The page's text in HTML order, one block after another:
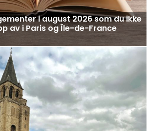
i august 2026 som du ikke
av i Paris og Île-de-France